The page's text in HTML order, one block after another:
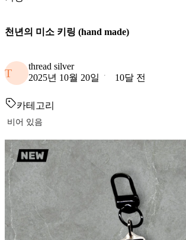
천년의 미소 키링 (hand made)
T
thread silver
2025년 10월 20일
10달 전
카테고리
비어 있음